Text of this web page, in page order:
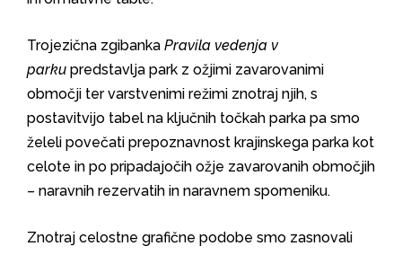
Trojezična zgibanka Pravila vedenja v
parku predstavlja park z ožjimi zavarovanimi
območji ter varstvenimi režimi znotraj njih, s
postavitvijo tabel na ključnih točkah parka pa smo
želeli povečati prepoznavnost krajinskega parka kot
celote in po pripadajočih ožje zavarovanih območjih
– naravnih rezervatih in naravnem spomeniku.
Znotraj celostne grafične podobe smo zasnovali